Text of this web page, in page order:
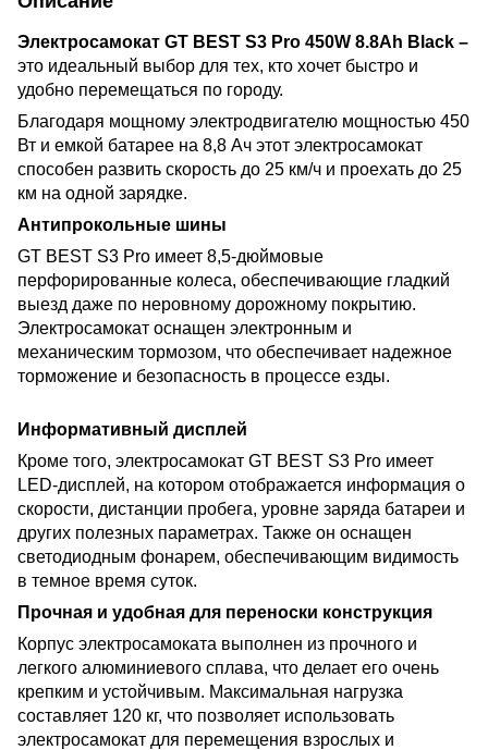
Электросамокат GT BEST S3 Pro 450W 8.8Ah Black –
это идеальный выбор для тех, кто хочет быстро и
удобно перемещаться по городу.
Благодаря мощному электродвигателю мощностью 450
Вт и емкой батарее на 8,8 Ач этот электросамокат
способен развить скорость до 25 км/ч и проехать до 25
км на одной зарядке.
Антипрокольные шины
GT BEST S3 Pro имеет 8,5-дюймовые
перфорированные колеса, обеспечивающие гладкий
выезд даже по неровному дорожному покрытию.
Электросамокат оснащен электронным и
механическим тормозом, что обеспечивает надежное
торможение и безопасность в процессе езды.
Информативный дисплей
Кроме того, электросамокат GT BEST S3 Pro имеет
LED-дисплей, на котором отображается информация о
скорости, дистанции пробега, уровне заряда батареи и
других полезных параметрах. Также он оснащен
светодиодным фонарем, обеспечивающим видимость
в темное время суток.
Прочная и удобная для переноски конструкция
Корпус электросамоката выполнен из прочного и
легкого алюминиевого сплава, что делает его очень
крепким и устойчивым. Максимальная нагрузка
составляет 120 кг, что позволяет использовать
электросамокат для перемещения взрослых и